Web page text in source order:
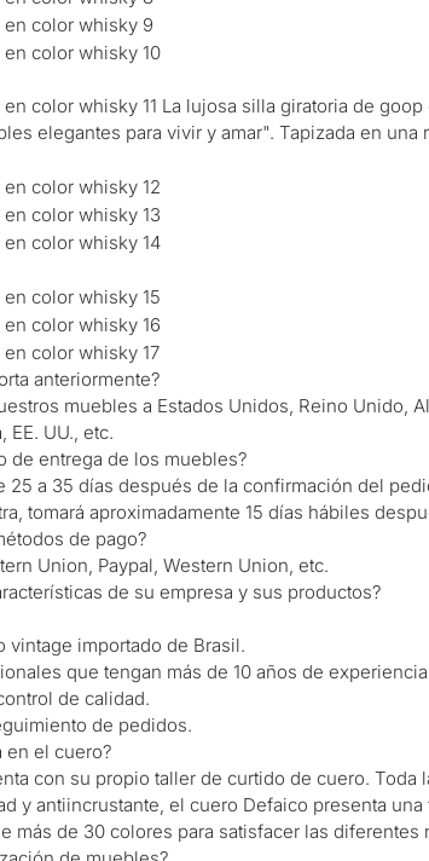
La lujosa silla giratoria de
elegantes para vivir y amar". Tapizada en
anteriormente?
muebles a Estados Unidos, Reino Unido,
EE. UU., etc.
de entrega de los muebles?
25 a 35 días después de la confirmación del
tomará aproximadamente 15 días hábiles
de pago?
Union, Paypal, Western Union, etc.
de su empresa y sus productos?
vintage importado de Brasil.
que tengan más de 10 años de
de calidad.
de pedidos.
en el cuero?
con su propio taller de curtido de cuero.
y antiincrustante, el cuero Defaico presenta
más de 30 colores para satisfacer las